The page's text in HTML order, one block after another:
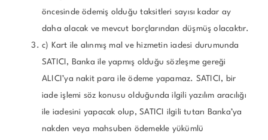
öncesinde ödemiş olduğu taksitleri sayısı kadar ay
daha alacak ve mevcut borçlarından düşmüş olacaktır.
c) Kart ile alınmış mal ve hizmetin iadesi durumunda
SATICI, Banka ile yapmış olduğu sözleşme gereği
ALICI’ya nakit para ile ödeme yapamaz. SATICI, bir
iade işlemi söz konusu olduğunda ilgili yazılım aracılığı
ile iadesini yapacak olup, SATICI ilgili tutarı Banka’ya
nakden veya mahsuben ödemekle yükümlü